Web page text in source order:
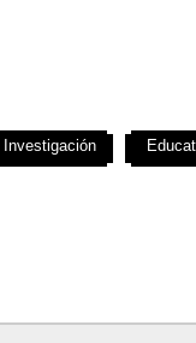
Investigación